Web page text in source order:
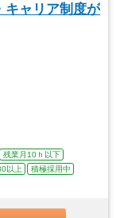
キャリア制度が
残業月10ｈ以下
以上
積極採用中